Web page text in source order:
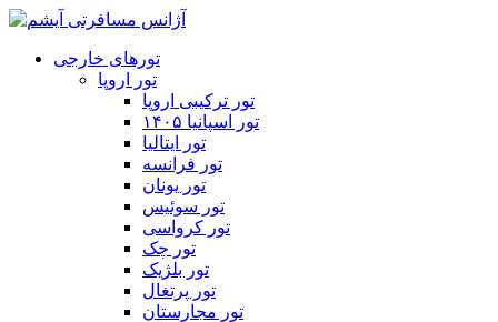
تورهای خارجی
تور اروپا
تور ترکیبی اروپا
تور اسپانیا ۱۴۰۵
تور ایتالیا
تور فرانسه
تور یونان
تور سوئیس
تور کرواسی
تور چک
تور بلژیک
تور پرتغال
تور مجارستان